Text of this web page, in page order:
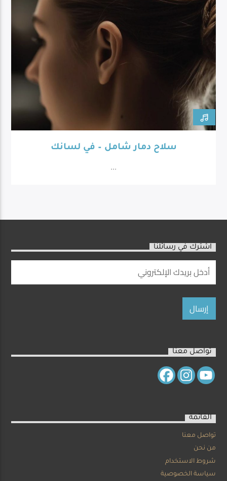
سلاح دمار شامل – في لسانك
...
اشترك في رسائلنا
تواصل معنا
القائمة
تواصل معنا
من نحن
شروط الاستخدام
سياسة الخصوصية